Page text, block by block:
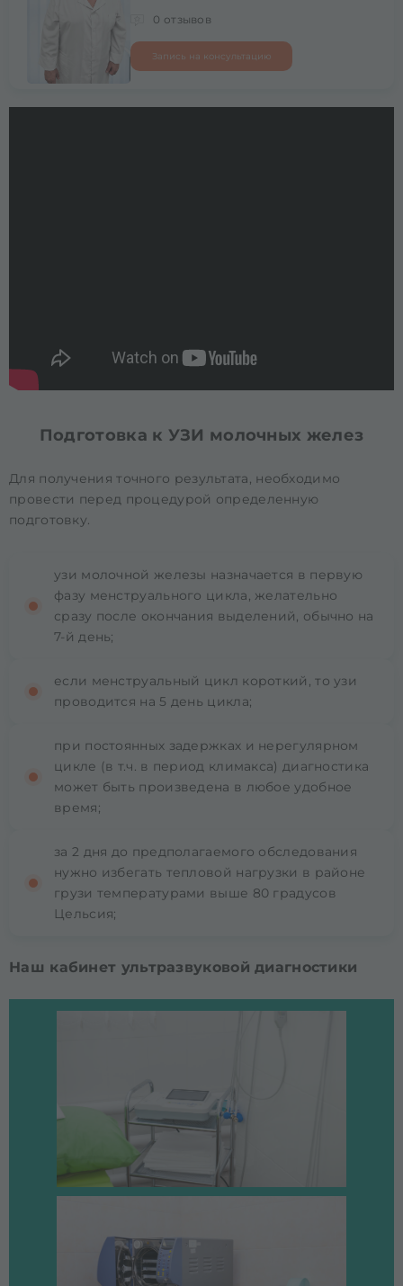
0 отзывов
Запись на консультацию
Подготовка к УЗИ молочных желез
Для получения точного результата, необходимо
провести перед процедурой определенную
подготовку.
узи молочной железы назначается в первую
фазу менструального цикла, желательно
сразу после окончания выделений, обычно на
7-й день;
если менструальный цикл короткий, то узи
проводится на 5 день цикла;
при постоянных задержках и нерегулярном
цикле (в т.ч. в период климакса) диагностика
может быть произведена в любое удобное
время;
за 2 дня до предполагаемого обследования
нужно избегать тепловой нагрузки в районе
грузи температурами выше 80 градусов
Цельсия;
Наш кабинет ультразвуковой диагностики